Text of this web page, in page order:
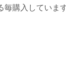
毎購入していま
県